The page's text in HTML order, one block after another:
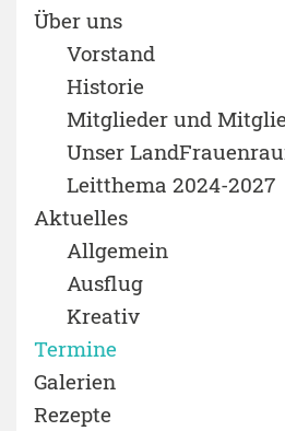
Über uns
Vorstand
Historie
Mitglieder und
Unser
Leitthema 2024-2027
Aktuelles
Allgemein
Ausflug
Kreativ
Termine
Galerien
Rezepte